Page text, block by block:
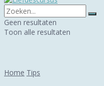
Geen resultaten
Toon alle resultaten
Home Tips